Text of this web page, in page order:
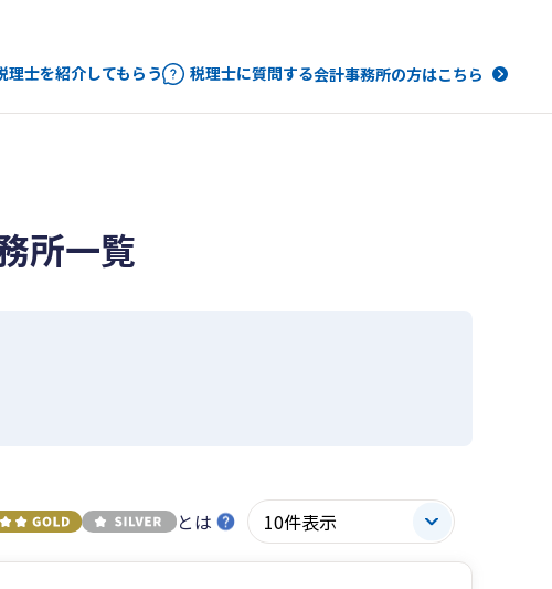
理士を紹介してもらう 税理士に質問する会計事務所の方はこちら
所一覧
とは